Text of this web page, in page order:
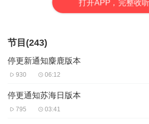
打开APP，完整收听
节目(243)
停更新通知麋鹿版本
930 06:12
停更通知苏海日版本
795 03:41